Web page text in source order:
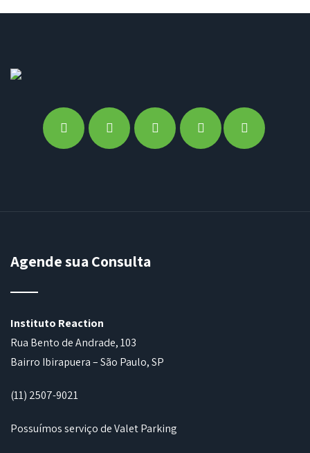
Agende sua Consulta
Instituto Reaction
Rua Bento de Andrade, 103
Bairro Ibirapuera – São Paulo, SP
(11) 2507-9021
Possuímos serviço de Valet Parking